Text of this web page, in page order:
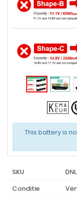
This battery is
SKU
Conditie